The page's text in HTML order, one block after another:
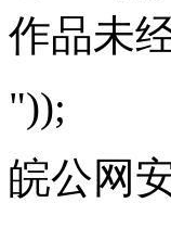
作品未
"));
皖公网